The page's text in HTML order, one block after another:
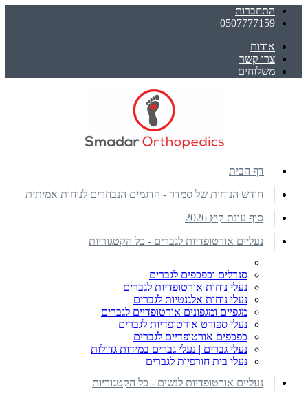
התחברות
0507777159
אודות
צרו קשר
משלוחים
דף הבית
חודש הנוחות של סמדר - הדגמים הנבחרים לנוחות אמיתית
סוף עונת קיץ 2026
נעליים אורטופדיות לגברים - כל הקטגוריות
סנדלים וכפכפים לגברים
נעלי נוחות אורטופדיות לגברים
נעלי נוחות אלגנטיות לגברים
מגפיים ומגפונים אורטופדיים לגברים
נעלי ספורט אורטופדיות לגברים
כפכפים אורטופדיים לגברים
נעלי גברים | נעלי גברים במידות גדולות
נעלי בית חורפיות לגברים
נעליים אורטופדיות לנשים - כל הקטגוריות